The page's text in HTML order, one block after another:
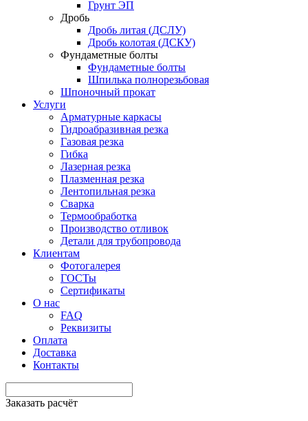
Грунт ЭП
Дробь
Дробь литая (ДСЛУ)
Дробь колотая (ДСКУ)
Фундаметные болты
Фундаметные болты
Шпилька полнорезьбовая
Шпоночный прокат
Услуги
Арматурные каркасы
Гидроабразивная резка
Газовая резка
Гибка
Лазерная резка
Плазменная резка
Лентопильная резка
Сварка
Термообработка
Производство отливок
Детали для трубопровода
Клиентам
Фотогалерея
ГОСТы
Сертификаты
О нас
FAQ
Реквизиты
Оплата
Доставка
Контакты
Заказать расчёт